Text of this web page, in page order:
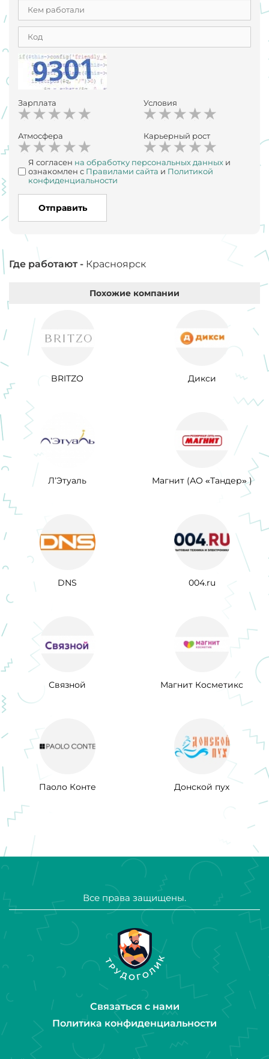
Зарплата Условия
Атмосфера Карьерный рост
Я согласен на обработку персональных данных и
ознакомлен с Правилами сайта и Политикой
конфиденциальности
Отправить
Где работают - Красноярск
Похожие компании
BRITZO Дикси
Л’Этуаль Магнит (АО «Тандер» )
DNS 004.ru
Связной Магнит Косметикс
Паоло Конте Донской пух
Все права защищены.
Связаться с нами
Политика конфиденциальности